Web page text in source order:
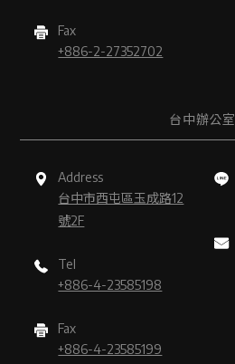
Fax
+886-2-27352702
台中辦公室
Address
台中市西屯區玉成路12
號2F
Tel
+886-4-23585198
Fax
+886-4-23585199